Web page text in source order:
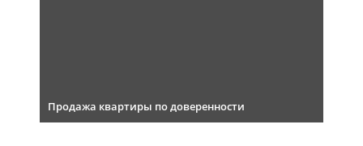
Продажа квартиры по доверенности